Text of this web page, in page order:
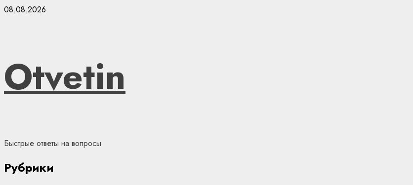
Skip
08.08.2026
Otvetin
Быстрые ответы на вопросы
Рубрики